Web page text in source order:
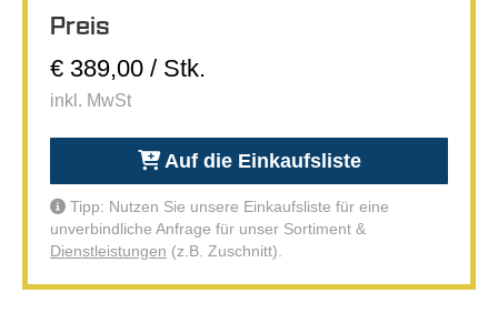
Preis
€ 389,00 / Stk.
inkl. MwSt
Auf die Einkaufsliste
Tipp: Nutzen Sie unsere Einkaufsliste für eine
unverbindliche Anfrage für unser Sortiment &
Dienstleistungen (z.B. Zuschnitt).